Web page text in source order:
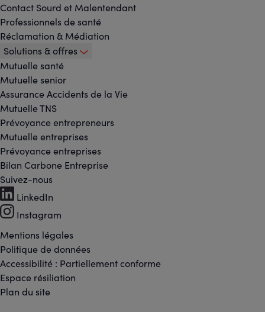
Contact Sourd et Malentendant
Professionnels de santé
Réclamation & Médiation
Solutions & offres
Mutuelle santé
Mutuelle senior
Assurance Accidents de la Vie
Mutuelle TNS
Prévoyance entrepreneurs
Mutuelle entreprises
Prévoyance entreprises
Bilan Carbone Entreprise
Footer
-
Réseaux
sociaux
Suivez-nous
LinkedIn
Instagram
Footer
-
Liens
Mentions légales
Politique de données
Accessibilité : Partiellement conforme
Espace résiliation
Plan du site